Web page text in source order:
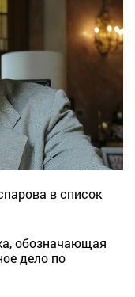
в список
обозначающая
дело по